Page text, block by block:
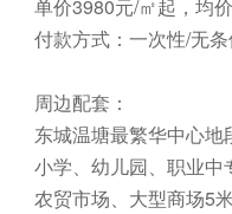
单价3980元/㎡起，均
付款方式：一次性/无
周边配套：
东城温塘最繁华中心地
小学、幼儿园、职业中
农贸市场、大型商场5米